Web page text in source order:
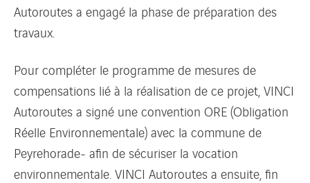
Autoroutes a engagé la phase de préparation des
travaux.
Pour compléter le programme de mesures de
compensations lié à la réalisation de ce projet, VINCI
Autoroutes a signé une convention ORE (Obligation
Réelle Environnementale) avec la commune de
Peyrehorade- afin de sécuriser la vocation
environnementale. VINCI Autoroutes a ensuite, fin